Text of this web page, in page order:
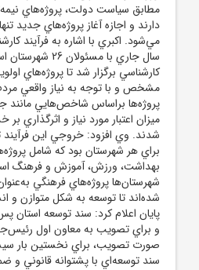
مطابق سياست دولت، پروژه‌هاي
دارند و اجازه آغاز پروژه‌هاي جديد
مي‌شود. اکبري با اشاره به فرآيند
کارشناسي برگزار شد تا پروژه‌هاي
مشخص و با توجه به نياز واقعي
پروژه‌ها براساس شاخص‌هايي
ميزان اعتبار مورد نياز و اثرگذاري
شدند. وي افزود: خروجي اين
براي هر شهرستان بود که شامل
بهداشت، ورزش، آموزش و فرهنگ
شهرستان‌ها پروژه‌هاي فرهنگي
شده‌اند تا توسعه به شکل متوازن و
پايان اعلام کرد: سند توسعه استان
و براي تصويب به معاون اول
صورت تصويب، براي نخستين بار
سند توسعه‌اي با پشتوانه قانوني و